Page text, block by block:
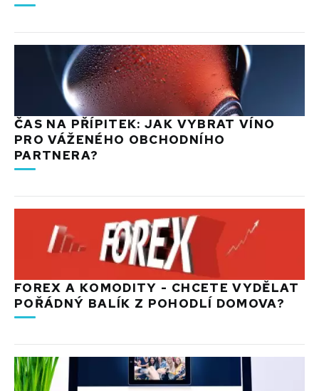
ČAS NA PŘÍPITEK: JAK VYBRAT VÍNO
PRO VÁŽENÉHO OBCHODNÍHO
PARTNERA?
FOREX A KOMODITY - CHCETE VYDĚLAT
POŘÁDNÝ BALÍK Z POHODLÍ DOMOVA?